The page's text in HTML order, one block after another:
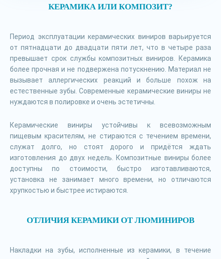
КЕРАМИКА ИЛИ КОМПОЗИТ?
Период эксплуатации керамических виниров варьируется
от пятнадцати до двадцати пяти лет, что в четыре раза
превышает срок службы композитных виниров. Керамика
более прочная и не подвержена потускнению. Материал не
вызывает аллергических реакций и больше похож на
естественные зубы. Современные керамические виниры не
нуждаются в полировке и очень эстетичны.
Керамические виниры устойчивы к всевозможным
пищевым красителям, не стираются с течением времени,
служат долго, но стоят дорого и придётся ждать
изготовления до двух недель. Композитные виниры более
доступны по стоимости, быстро изготавливаются,
установка не занимает много времени, но отличаются
хрупкостью и быстрее истираются.
ОТЛИЧИЯ КЕРАМИКИ ОТ ЛЮМИНИРОВ
Накладки на зубы, исполненные из керамики, в течение